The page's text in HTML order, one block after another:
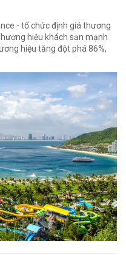
- tổ chức định giá thương
hiệu khách sạn mạnh
hiệu tăng đột phá 86%,